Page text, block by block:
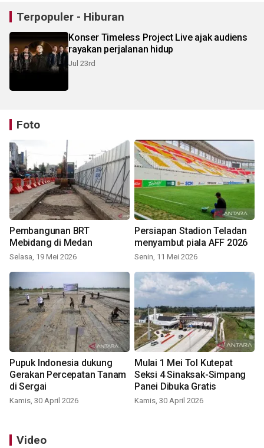
Terpopuler - Hiburan
Konser Timeless Project Live ajak audiens
rayakan perjalanan hidup
Jul 23rd
Foto
Pembangunan BRT
Mebidang di Medan
Selasa, 19 Mei 2026
Persiapan Stadion Teladan
menyambut piala AFF 2026
Senin, 11 Mei 2026
Pupuk Indonesia dukung
Gerakan Percepatan Tanam
di Sergai
Kamis, 30 April 2026
Mulai 1 Mei Tol Kutepat
Seksi 4 Sinaksak-Simpang
Panei Dibuka Gratis
Kamis, 30 April 2026
Video